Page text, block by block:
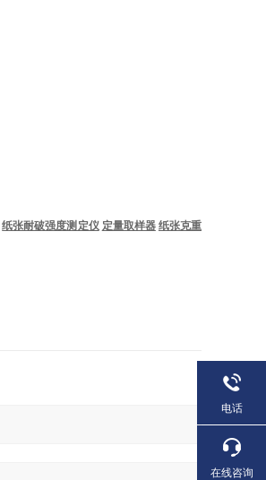
纸张耐破强度测定仪 定量取样器 纸张克重
电话
在线咨询